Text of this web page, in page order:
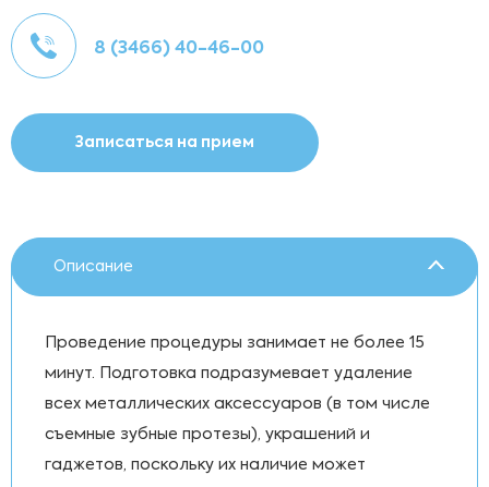
8 (3466) 40-46-00
Записаться на прием
Описание
Проведение процедуры занимает не более 15
минут. Подготовка подразумевает удаление
всех металлических аксессуаров (в том числе
съемные зубные протезы), украшений и
гаджетов, поскольку их наличие может